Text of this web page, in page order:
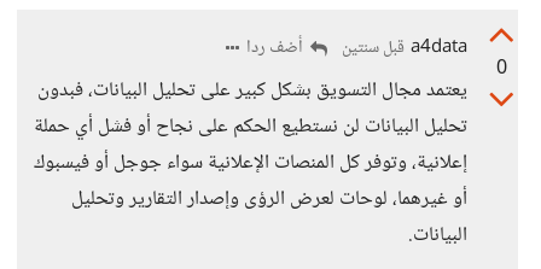
0
a4data قبل سنتين أضف ردا
يعتمد مجال التسويق بشكل كبير على تحليل البيانات، فبدون
تحليل البيانات لن نستطيع الحكم على نجاح أو فشل أي حملة
إعلانية، وتوفر كل المنصات الإعلانية سواء جوجل أو فيسبوك
أو غيرهما، لوحات لعرض الرؤى وإصدار التقارير وتحليل
البيانات.